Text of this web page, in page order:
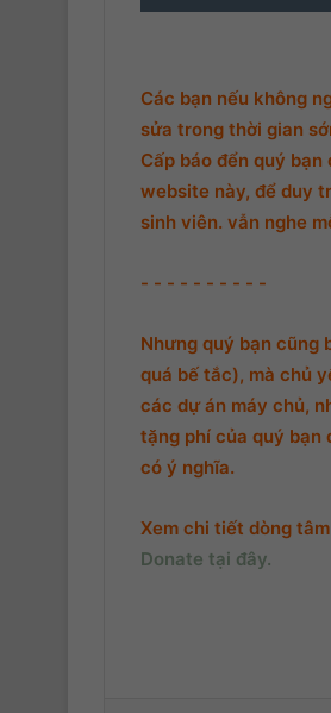
33. Phần 33
34. Phần 34
35. Phần 35
38. Phần 38
Các bạn nếu không
sửa trong thời gian
Cấp báo đển quý
website này, để duy
sinh viên. vẫn nghe
- - - - - - - - - -
Nhưng quý bạn cũng
quá bế tắc), mà chủ
các dự án máy chủ,
tặng phí của quý bạn
có ý nghĩa.
Xem chi tiết dòng
Donate tại đây.